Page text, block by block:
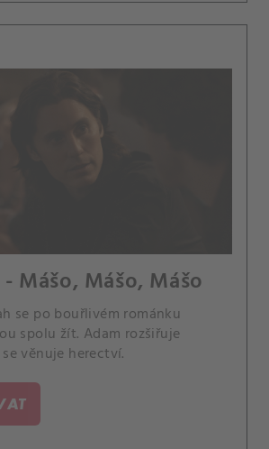
Mášo, Mášo, Mášo
se po bouřlivém románku
spolu žít. Adam rozšiřuje
věnuje herectví.